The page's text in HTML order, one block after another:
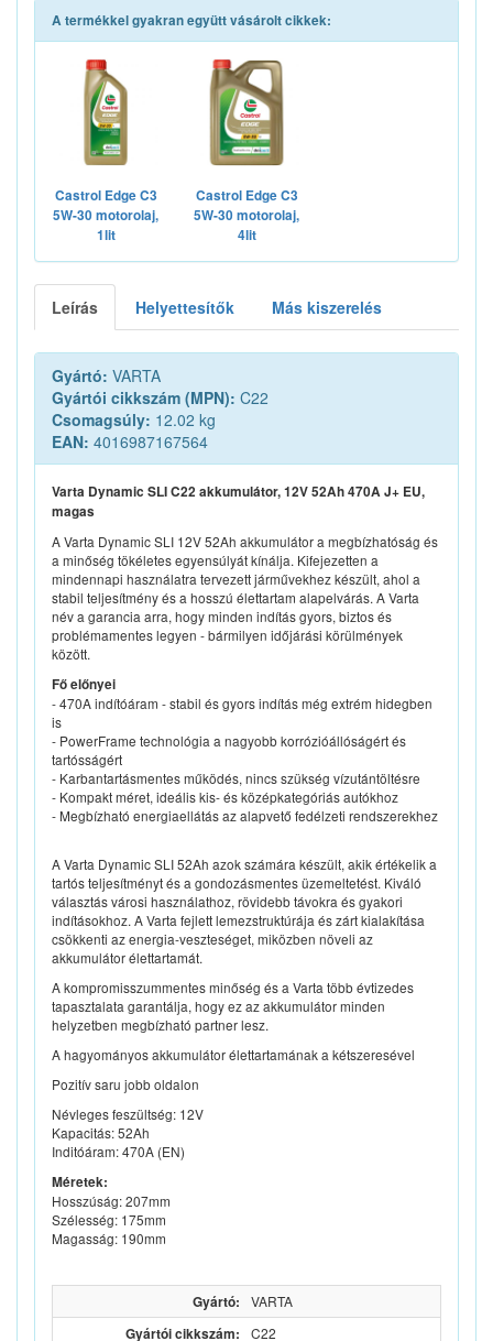
A termékkel gyakran együtt vásárolt cikkek:
Castrol Edge C3
5W-30 motorolaj,
1lit
Castrol Edge C3
5W-30 motorolaj,
4lit
Leírás Helyettesítők Más kiszerelés
Gyártó: VARTA
Gyártói cikkszám (MPN): C22
Csomagsúly: 12.02 kg
EAN: 4016987167564
Varta Dynamic SLI C22 akkumulátor, 12V 52Ah 470A J+ EU,
magas
A Varta Dynamic SLI 12V 52Ah akkumulátor a megbízhatóság és
a minőség tökéletes egyensúlyát kínálja. Kifejezetten a
mindennapi használatra tervezett járművekhez készült, ahol a
stabil teljesítmény és a hosszú élettartam alapelvárás. A Varta
név a garancia arra, hogy minden indítás gyors, biztos és
problémamentes legyen - bármilyen időjárási körülmények
között.
Fő előnyei
- 470A indítóáram - stabil és gyors indítás még extrém hidegben
is
- PowerFrame technológia a nagyobb korrózióállóságért és
tartósságért
- Karbantartásmentes működés, nincs szükség vízutántöltésre
- Kompakt méret, ideális kis- és középkategóriás autókhoz
- Megbízható energiaellátás az alapvető fedélzeti rendszerekhez
A Varta Dynamic SLI 52Ah azok számára készült, akik értékelik a
tartós teljesítményt és a gondozásmentes üzemeltetést. Kiváló
választás városi használathoz, rövidebb távokra és gyakori
indításokhoz. A Varta fejlett lemezstruktúrája és zárt kialakítása
csökkenti az energia-veszteséget, miközben növeli az
akkumulátor élettartamát.
A kompromisszummentes minőség és a Varta több évtizedes
tapasztalata garantálja, hogy ez az akkumulátor minden
helyzetben megbízható partner lesz.
A hagyományos akkumulátor élettartamának a kétszeresével
Pozitív saru jobb oldalon
Névleges feszültség: 12V
Kapacitás: 52Ah
Inditóáram: 470A (EN)
Méretek:
Hosszúság: 207mm
Szélesség: 175mm
Magasság: 190mm
Gyártó: VARTA
Gyártói cikkszám: C22